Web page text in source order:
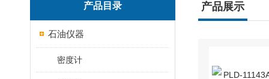
产品目录
石油仪器
密度计
产品展示